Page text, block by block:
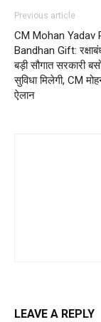
Previous article
CM Mohan Yadav
Bandhan Gift:
बड़ी सौगात सरकारी
सुविधा मिलेगी, CM
ऐलान
LEAVE A REPLY